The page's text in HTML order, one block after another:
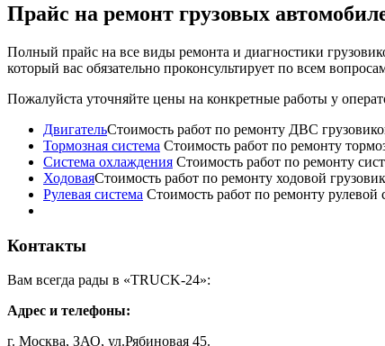
Прайс на ремонт грузовых
Полный прайс на все виды ремонта и диагностики
который вас обязательно проконсультирует по всем
Пожалуйста уточняйте цены на конкретные работы у
ДвигательСтоимость работ по ремонту ДВС
Тормозная система Стоимость работ по ремонту
Система охлаждения Стоимость работ по ремонту
ХодоваяСтоимость работ по ремонту ходовой
Рулевая система Стоимость работ по ремонту рулевой
Контакты
Вам всегда рады в «TRUCK-24»:
Адрес и телефоны:
г. Москва, ЗАО, ул.Рябиновая 45.